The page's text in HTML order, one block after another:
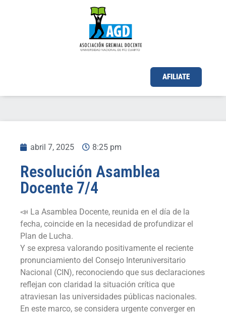
AFILIATE
abril 7, 2025 8:25 pm
Resolución Asamblea
Docente 7/4
📣 La Asamblea Docente, reunida en el día de la
fecha, coincide en la necesidad de profundizar el
Plan de Lucha.
Y se expresa valorando positivamente el reciente
pronunciamiento del Consejo Interuniversitario
Nacional (CIN), reconociendo que sus declaraciones
reflejan con claridad la situación crítica que
atraviesan las universidades públicas nacionales.
En este marco, se considera urgente converger en